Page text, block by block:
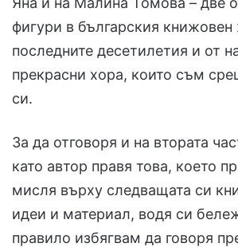
фигури в българския книжовен
последните десетилетия и от
прекрасни хора, които съм
си.
За да отговоря и на втората
като автор правя това, което
мисля върху следващата си
идеи и материал, водя си
правило избягвам да говоря